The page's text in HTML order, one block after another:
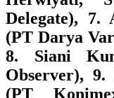
Delegate), 7.
(PT Darya
8. Siani
Observer), 9.
(PT